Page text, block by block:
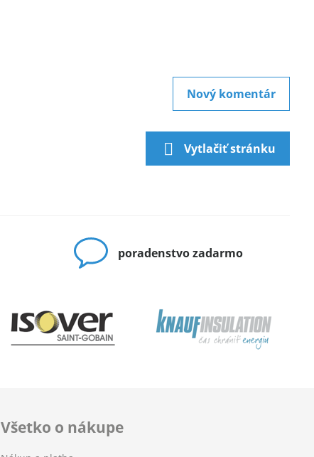
Nový komentár
Vytlačiť stránku
poradenstvo zadarmo
Všetko o nákupe